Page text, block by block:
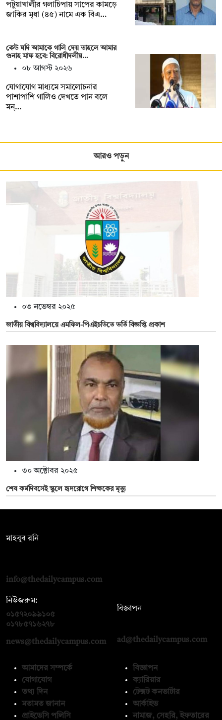
পটুয়াখালীর গলাচিপায় সাপের কামড়ে
জাকির মৃধা (৪৫) নামে এক বিএ…
কেউ যদি আমাকে গালি দেয় তাহলে আমার
গুনাহ মাফ হবে: বিরোধীদলীয়…
০৮ আগস্ট ২০২৬
যোগাযোগ মাধ্যমে সমালোচনার
পাশাপাশি গালিও দেখতে পান বলে
মন্…
আরও পড়ুন
০৩ নভেম্বর ২০২৫
জাতীয় বিশ্ববিদ্যালয়ে এমফিল-পিএইচডিতে ভর্তি বিজ্ঞপ্তি প্রকাশ
৩০ অক্টোবর ২০২৫
শেষ কর্মদিবসেই স্কুলে হৃদরোগে শিক্ষকের মৃত্যু
মাহবুব রনি
info@thedailycampus.com
নিউজরুম:
০১৫৭২০৯৯১০৫
০১৭৮৫৭১৬২৭৮
news@thedailycampus.com
বিজ্ঞাপন
ad@thedailycampus.com
আমাদের সম্পর্কে
যোগাযোগ
তথ্য দিন
মতামত জানান
প্রাইভেসি পলিসি
বিজ্ঞাপন
ক্যারিয়ার
টেক্সট কনভার্টার
আর্কাইভ
নামাজ, সেহরি, ইফতারের